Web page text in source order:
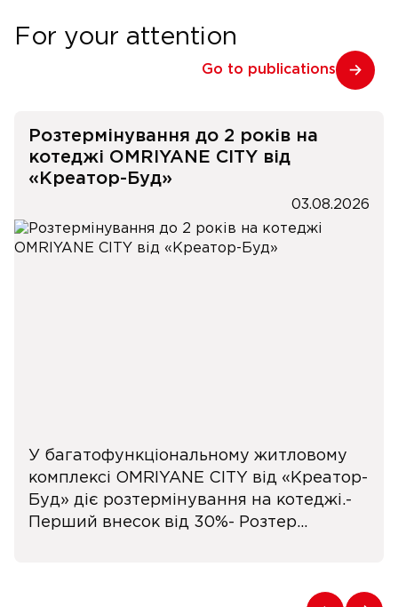
For your attention
Go to publications
Розтермінування до 2 років на
котеджі OMRIYANE CITY від
«Креатор-Буд»
03.08.2026
У багатофункціональному житловому
комплексі OMRIYANE CITY від «Креатор-
Буд» діє розтермінування на котеджі.-
Перший внесок від 30%- Розтер...